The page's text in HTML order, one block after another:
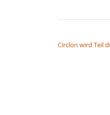
Circlon wird Teil